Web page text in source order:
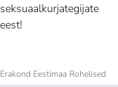
seksuaalkurjategijate
eest!
Erakond Eestimaa Rohelised